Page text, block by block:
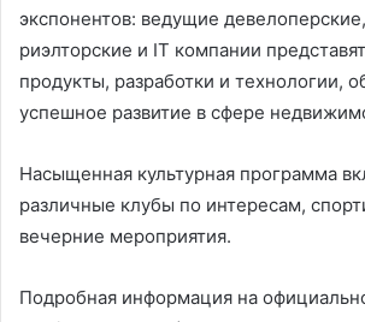
экспонентов: ведущие
риэлторские и IT компании
продукты, разработки и технологии,
успешное развитие в сфере
Насыщенная культурная программа
различные клубы по интересам,
вечерние мероприятия.
Подробная информация на